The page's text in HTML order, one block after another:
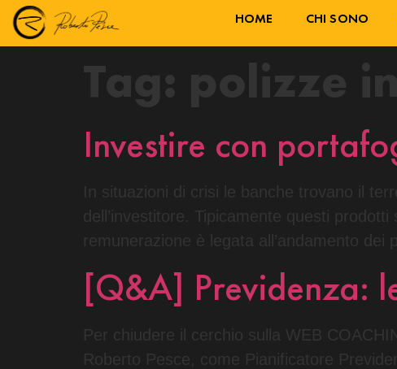
HOME CHI SONO
Tag: polizze
Investire con
In situazioni di crisi le banche trovano il
dell’investitore. Tipicamente questi
remunerazione è legata all’andamento
[Q&A] Previdenza:
Per chiudere il cerchio sulla WEB
Roberto Pesce, come Pianificatore